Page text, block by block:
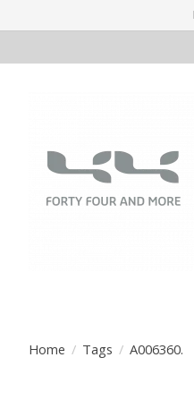
Home / Tags / A006360.